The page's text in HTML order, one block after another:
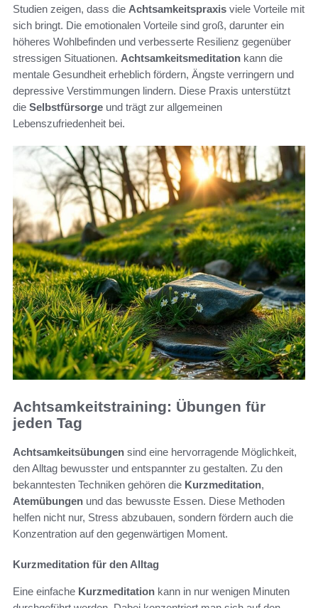
Studien zeigen, dass die Achtsamkeitspraxis viele Vorteile mit
sich bringt. Die emotionalen Vorteile sind groß, darunter ein
höheres Wohlbefinden und verbesserte Resilienz gegenüber
stressigen Situationen. Achtsamkeitsmeditation kann die
mentale Gesundheit erheblich fördern, Ängste verringern und
depressive Verstimmungen lindern. Diese Praxis unterstützt
die Selbstfürsorge und trägt zur allgemeinen
Lebenszufriedenheit bei.
Achtsamkeitstraining: Übungen für
jeden Tag
Achtsamkeitsübungen sind eine hervorragende Möglichkeit,
den Alltag bewusster und entspannter zu gestalten. Zu den
bekanntesten Techniken gehören die Kurzmeditation,
Atemübungen und das bewusste Essen. Diese Methoden
helfen nicht nur, Stress abzubauen, sondern fördern auch die
Konzentration auf den gegenwärtigen Moment.
Kurzmeditation für den Alltag
Eine einfache Kurzmeditation kann in nur wenigen Minuten